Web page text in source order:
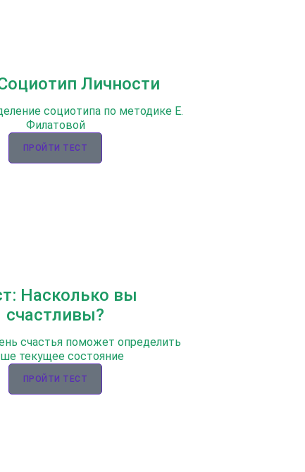
Личности
социотипа по методике Е.
Филатовой
ПРОЙТИ ТЕСТ
Насколько вы
счастливы?
счастья поможет определить
текущее состояние
ПРОЙТИ ТЕСТ